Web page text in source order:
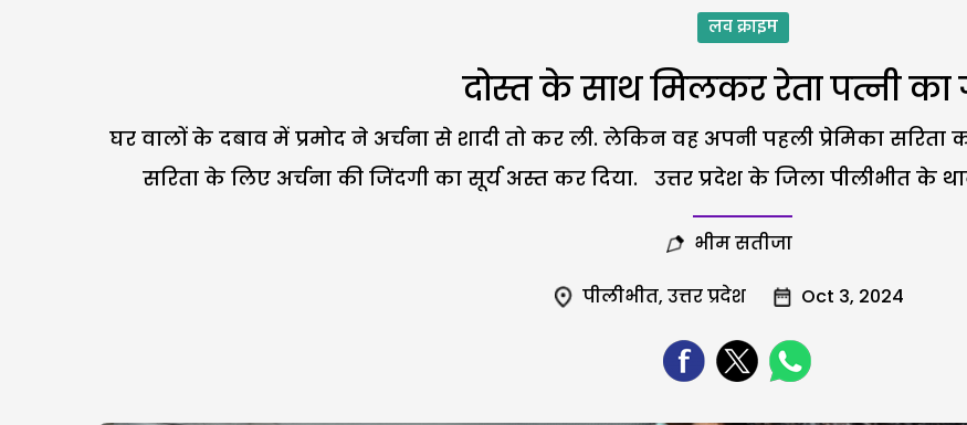
लव क्राइम
दोस्त के साथ मिलकर रेता पत्नी का
घर वालों के दबाव में प्रमोद ने अर्चना से शादी तो कर ली. लेकिन वह अपनी पहली प्रेमिका
सरिता के लिए अर्चना की जिंदगी का सूर्य अस्त कर दिया. उत्तर प्रदेश के जिला पीलीभीत के
भीम सतीजा
पीलीभीत, उत्तर प्रदेश Oct 3, 2024